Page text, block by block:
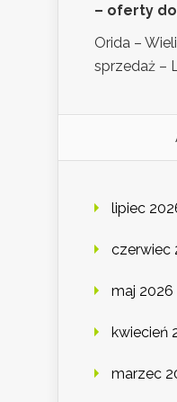
– oferty
Orida –
sprzedaż –
lipiec
czerwiec
maj 2026
kwiecień
marzec